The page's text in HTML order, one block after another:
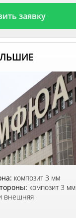
заявку
композит 3 мм
композит 3 мм
внешняя